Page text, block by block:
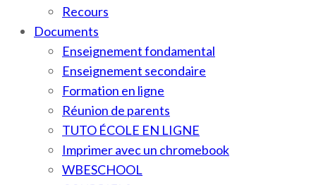
Recours
Documents
Enseignement fondamental
Enseignement secondaire
Formation en ligne
Réunion de parents
TUTO ÉCOLE EN LIGNE
Imprimer avec un chromebook
WBESCHOOL